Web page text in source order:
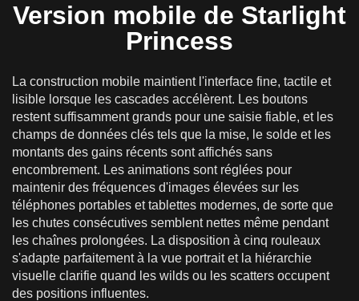
Version mobile de Starlight
Princess
La construction mobile maintient l'interface fine, tactile et
lisible lorsque les cascades accélèrent. Les boutons
restent suffisamment grands pour une saisie fiable, et les
champs de données clés tels que la mise, le solde et les
montants des gains récents sont affichés sans
encombrement. Les animations sont réglées pour
maintenir des fréquences d'images élevées sur les
téléphones portables et tablettes modernes, de sorte que
les chutes consécutives semblent nettes même pendant
les chaînes prolongées. La disposition à cinq rouleaux
s'adapte parfaitement à la vue portrait et la hiérarchie
visuelle clarifie quand les wilds ou les scatters occupent
des positions influentes.